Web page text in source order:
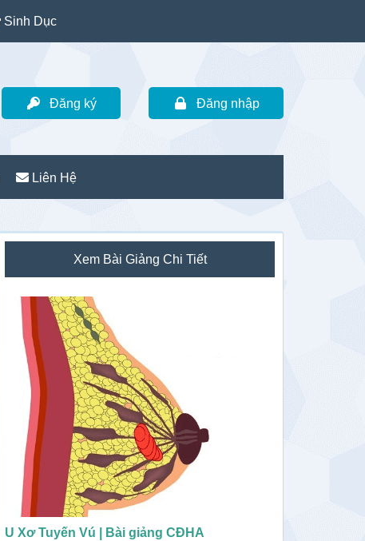
Sinh Dục
Đăng ký Đăng nhập
Liên Hệ
Sidebar
chính
Xem Bài Giảng Chi Tiết
U Xơ Tuyến Vú | Bài giảng CĐHA